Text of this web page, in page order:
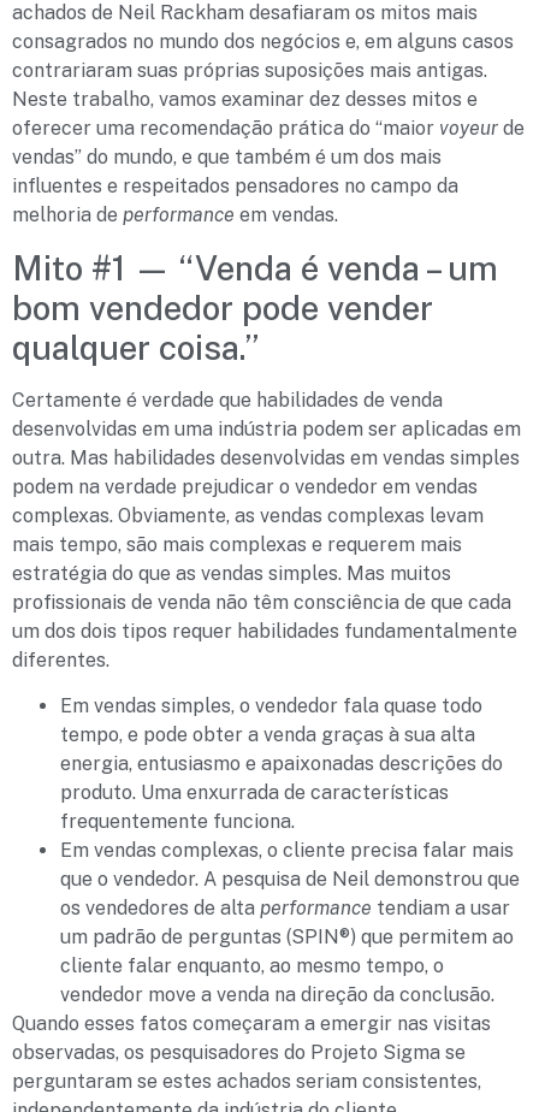
achados de Neil Rackham desafiaram os mitos mais
consagrados no mundo dos negócios e, em alguns casos
contrariaram suas próprias suposições mais antigas.
Neste trabalho, vamos examinar dez desses mitos e
oferecer uma recomendação prática do “maior voyeur de
vendas” do mundo, e que também é um dos mais
influentes e respeitados pensadores no campo da
melhoria de performance em vendas.
Mito #1 — “Venda é venda – um
bom vendedor pode vender
qualquer coisa.”
Certamente é verdade que habilidades de venda
desenvolvidas em uma indústria podem ser aplicadas em
outra. Mas habilidades desenvolvidas em vendas simples
podem na verdade prejudicar o vendedor em vendas
complexas. Obviamente, as vendas complexas levam
mais tempo, são mais complexas e requerem mais
estratégia do que as vendas simples. Mas muitos
profissionais de venda não têm consciência de que cada
um dos dois tipos requer habilidades fundamentalmente
diferentes.
Em vendas simples, o vendedor fala quase todo
tempo, e pode obter a venda graças à sua alta
energia, entusiasmo e apaixonadas descrições do
produto. Uma enxurrada de características
frequentemente funciona.
Em vendas complexas, o cliente precisa falar mais
que o vendedor. A pesquisa de Neil demonstrou que
os vendedores de alta performance tendiam a usar
um padrão de perguntas (SPIN®) que permitem ao
cliente falar enquanto, ao mesmo tempo, o
vendedor move a venda na direção da conclusão.
Quando esses fatos começaram a emergir nas visitas
observadas, os pesquisadores do Projeto Sigma se
perguntaram se estes achados seriam consistentes,